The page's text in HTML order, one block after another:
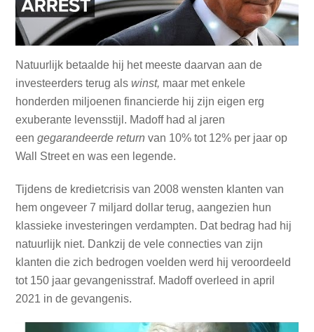
Natuurlijk betaalde hij het meeste daarvan aan de
investeerders terug alswinst, maar met enkele
honderden miljoenen financierde hij zijn eigen erg
exuberante levensstijl. Madoff had al jaren
eengegarandeerde return van 10% tot 12% per jaar op
Wall Street en was een legende.
Tijdens de kredietcrisis van 2008 wensten klanten van
hem ongeveer 7 miljard dollar terug, aangezien hun
klassieke investeringen verdampten. Dat bedrag had hij
natuurlijk niet. Dankzij de vele connecties van zijn
klanten die zich bedrogen voelden werd hij veroordeeld
tot 150 jaar gevangenisstraf. Madoff overleed in april
2021 in de gevangenis.